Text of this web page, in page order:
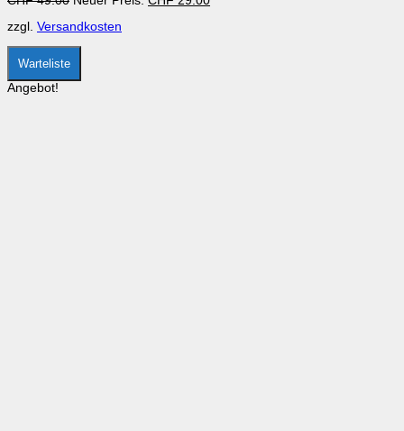
Die
können
auf
der
Produktseite
gewählt
werden
war:
zzgl. Versandkosten
Warteliste
Angebot!